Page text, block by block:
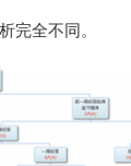
完全不同。